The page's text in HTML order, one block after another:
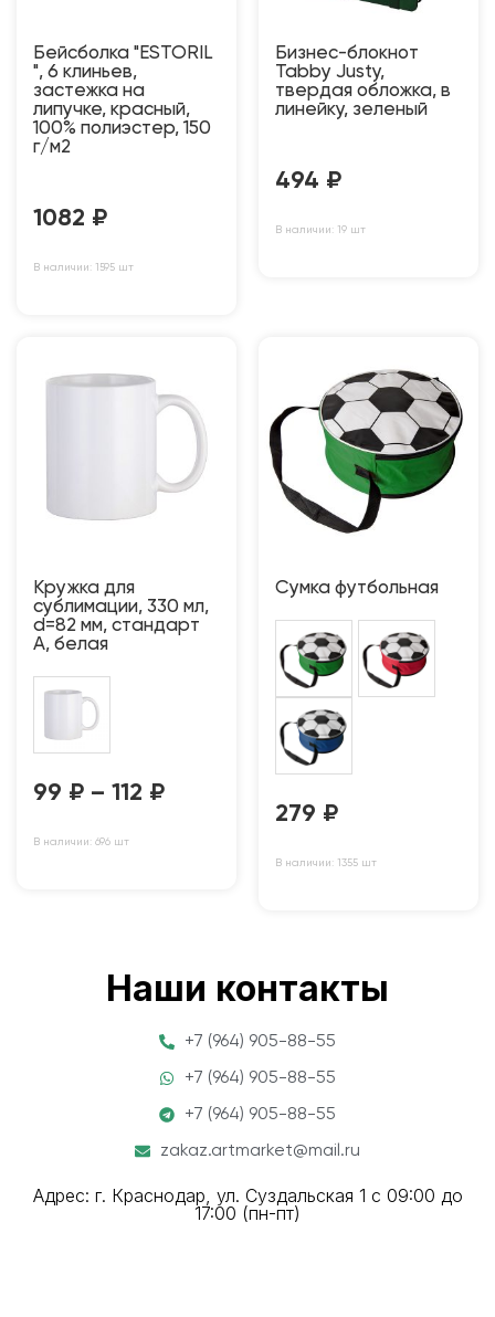
Бейсболка "ESTORIL
", 6 клиньев,
застежка на
липучке, красный,
100% полиэстер, 150
г/м2
1082 ₽
В наличии: 1595 шт
Бизнес-блокнот
Tabby Justy,
твердая обложка, в
линейку, зеленый
494 ₽
В наличии: 19 шт
Кружка для
сублимации, 330 мл,
d=82 мм, стандарт
А, белая
99 ₽ – 112 ₽
В наличии: 696 шт
Сумка футбольная
279 ₽
В наличии: 1355 шт
Наши контакты
+7 (964) 905-88-55
+7 (964) 905-88-55
+7 (964) 905-88-55
zakaz.artmarket@mail.ru
Адрес: г. Краснодар, ул. Суздальская 1 с 09:00 до
17:00 (пн-пт)